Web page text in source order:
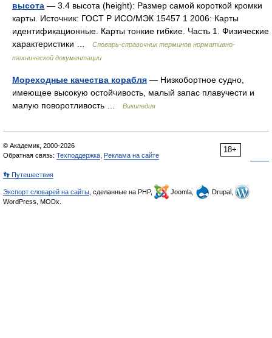
высота — 3.4 высота (height): Размер самой короткой кромки
карты. Источник: ГОСТ Р ИСО/МЭК 15457 1 2006: Карты
идентификационные. Карты тонкие гибкие. Часть 1. Физические
характеристики …
Словарь-справочник терминов нормативно-
технической документации
Мореходные качества корабля — Низкобортное судно,
имеющее высокую остойчивость, малый запас плавучести и
малую поворотливость …
Википедия
18+
© Академик, 2000-2026
Обратная связь: Техподдержка Реклама на сайте
👣 Путешествия
Экспорт словарей на сайты , сделанные на PHP, Joomla,
Drupal,
WordPress, MODx.